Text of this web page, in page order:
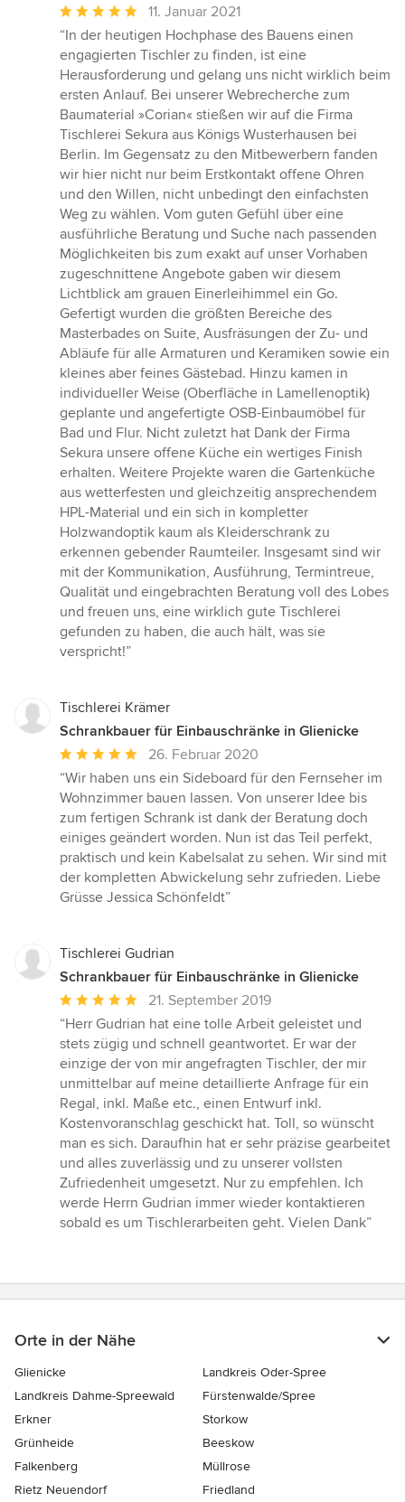
Durchschnittliche
Bewertung:
5
von
5
Sternen
11. Januar 2021
“In der heutigen Hochphase des Bauens einen
engagierten Tischler zu finden, ist eine
Herausforderung und gelang uns nicht wirklich beim
ersten Anlauf. Bei unserer Webrecherche zum
Baumaterial »Corian« stießen wir auf die Firma
Tischlerei Sekura aus Königs Wusterhausen bei
Berlin. Im Gegensatz zu den Mitbewerbern fanden
wir hier nicht nur beim Erstkontakt offene Ohren
und den Willen, nicht unbedingt den einfachsten
Weg zu wählen. Vom guten Gefühl über eine
ausführliche Beratung und Suche nach passenden
Möglichkeiten bis zum exakt auf unser Vorhaben
zugeschnittene Angebote gaben wir diesem
Lichtblick am grauen Einerleihimmel ein Go.
Gefertigt wurden die größten Bereiche des
Masterbades on Suite, Ausfräsungen der Zu- und
Abläufe für alle Armaturen und Keramiken sowie ein
kleines aber feines Gästebad. Hinzu kamen in
individueller Weise (Oberfläche in Lamellenoptik)
geplante und angefertigte OSB-Einbaumöbel für
Bad und Flur. Nicht zuletzt hat Dank der Firma
Sekura unsere offene Küche ein wertiges Finish
erhalten. Weitere Projekte waren die Gartenküche
aus wetterfesten und gleichzeitig ansprechendem
HPL-Material und ein sich in kompletter
Holzwandoptik kaum als Kleiderschrank zu
erkennen gebender Raumteiler. Insgesamt sind wir
mit der Kommunikation, Ausführung, Termintreue,
Qualität und eingebrachten Beratung voll des Lobes
und freuen uns, eine wirklich gute Tischlerei
gefunden zu haben, die auch hält, was sie
verspricht!”
Tischlerei Krämer
Schrankbauer für Einbauschränke in Glienicke
Durchschnittliche
Bewertung:
5
von
5
Sternen
26. Februar 2020
“Wir haben uns ein Sideboard für den Fernseher im
Wohnzimmer bauen lassen. Von unserer Idee bis
zum fertigen Schrank ist dank der Beratung doch
einiges geändert worden. Nun ist das Teil perfekt,
praktisch und kein Kabelsalat zu sehen. Wir sind mit
der kompletten Abwickelung sehr zufrieden. Liebe
Grüsse Jessica Schönfeldt”
Tischlerei Gudrian
Schrankbauer für Einbauschränke in Glienicke
Durchschnittliche
Bewertung:
5
von
5
Sternen
21. September 2019
“Herr Gudrian hat eine tolle Arbeit geleistet und
stets zügig und schnell geantwortet. Er war der
einzige der von mir angefragten Tischler, der mir
unmittelbar auf meine detaillierte Anfrage für ein
Regal, inkl. Maße etc., einen Entwurf inkl.
Kostenvoranschlag geschickt hat. Toll, so wünscht
man es sich. Daraufhin hat er sehr präzise gearbeitet
und alles zuverlässig und zu unserer vollsten
Zufriedenheit umgesetzt. Nur zu empfehlen. Ich
werde Herrn Gudrian immer wieder kontaktieren
sobald es um Tischlerarbeiten geht. Vielen Dank”
Orte in der Nähe
Glienicke
Landkreis Oder-Spree
Landkreis Dahme-Spreewald
Fürstenwalde/Spree
Erkner
Storkow
Grünheide
Beeskow
Falkenberg
Müllrose
Rietz Neuendorf
Friedland